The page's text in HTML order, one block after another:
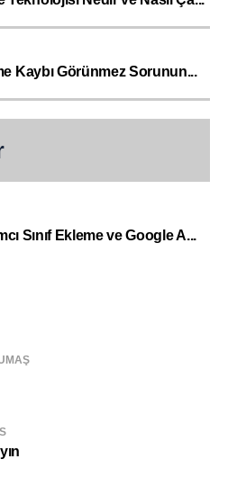
Kaybı Görünmez Sorunun...
Sınıf Ekleme ve Google A...